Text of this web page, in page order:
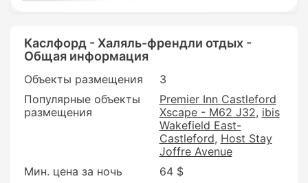
Каслфорд - Халяль-френдли отдых -
Общая информация
Объекты размещения
3
Популярные объекты
размещения
Premier Inn Castleford
Xscape - M62 J32 ibis
Wakefield East-
Castleford Host Stay
Joffre Avenue
Мин. цена за ночь
64 $